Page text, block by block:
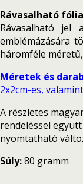
Rávasalható fólia
Rávasalható jel
emblémázására
háromféle
Méretek és
2x2cm-es,
A részletes
rendeléssel
nyomtatható
Súly:80 gramm